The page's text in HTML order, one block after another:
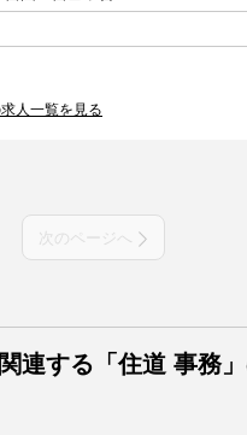
人一覧を見る
次のページへ
連する「住道 事務